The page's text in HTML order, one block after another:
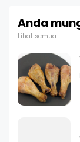
Anda
Lihat semua